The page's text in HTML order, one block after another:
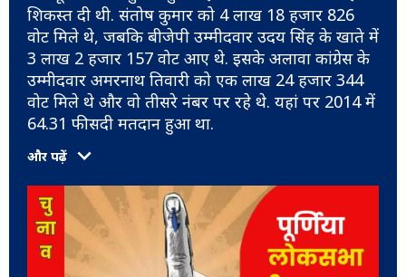
शिकस्त दी थी. संतोष कुमार को 4 लाख 18 हजार 826
वोट मिले थे, जबकि बीजेपी उम्मीदवार उदय सिंह के खाते में
3 लाख 2 हजार 157 वोट आए थे. इसके अलावा कांग्रेस के
उम्मीदवार अमरनाथ तिवारी को एक लाख 24 हजार 344
वोट मिले थे और वो तीसरे नंबर पर रहे थे. यहां पर 2014 में
64.31 फीसदी मतदान हुआ था.
और पढ़ें